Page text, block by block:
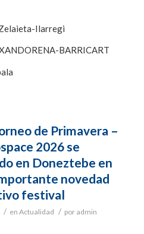
Ilarregi
BARRICART
de Primavera –
2026 se
en Doneztebe en
novedad
festival
/ en Actualidad / por admin